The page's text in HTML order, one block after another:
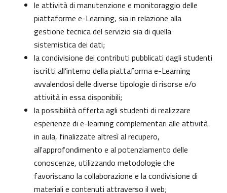
le attività di manutenzione e monitoraggio delle
piattaforme e-Learning, sia in relazione alla
gestione tecnica del servizio sia di quella
sistemistica dei dati;
la condivisione dei contributi pubblicati dagli studenti
iscritti all’interno della piattaforma e-Learning
avvalendosi delle diverse tipologie di risorse e/o
attività in essa disponibili;
la possibilità offerta agli studenti di realizzare
esperienze di e-learning complementari alle attività
in aula, finalizzate altresì al recupero,
all'approfondimento e al potenziamento delle
conoscenze, utilizzando metodologie che
favoriscano la collaborazione e la condivisione di
materiali e contenuti attraverso il web;